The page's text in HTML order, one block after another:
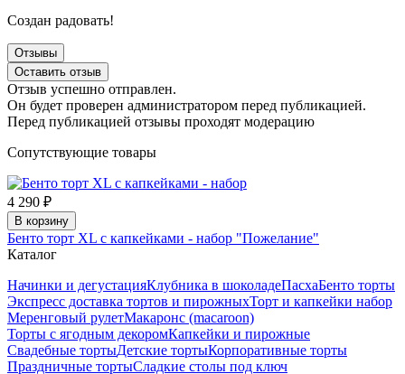
Создан радовать!
Отзывы
Оставить отзыв
Отзыв успешно отправлен.
Он будет проверен администратором перед публикацией.
Перед публикацией отзывы проходят модерацию
Сопутствующие товары
4 290 ₽
В корзину
Бенто торт XL с капкейками - набор "Пожелание"
Каталог
Начинки и дегустацияКлубника в шоколадеПасхаБенто торты
Экспресс доставка тортов и пирожныхТорт и капкейки набор
Меренговый рулетМакаронс (macaroon)
Торты с ягодным декоромКапкейки и пирожные
Свадебные тортыДетские тортыКорпоративные торты
Праздничные тортыСладкие столы под ключ